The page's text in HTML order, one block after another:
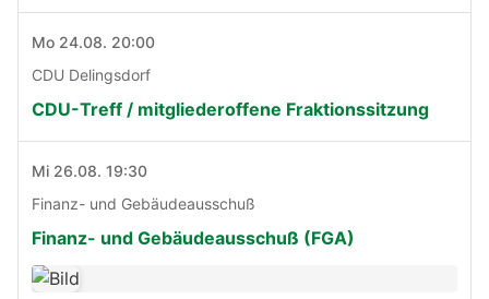
Mo 24.08. 20:00
CDU Delingsdorf
CDU-Treff / mitgliederoffene Fraktionssitzung
Mi 26.08. 19:30
Finanz- und Gebäudeausschuß
Finanz- und Gebäudeausschuß (FGA)